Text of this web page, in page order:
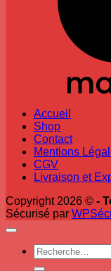
Accueil
Shop
Contact
Mentions
CGV
Livraison et
Copyright 2026 © -
Sécurisé par
Recherche
pour :